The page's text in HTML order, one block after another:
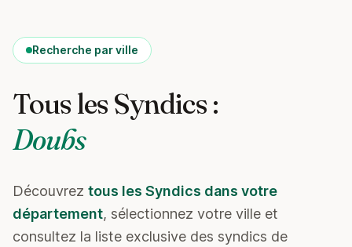
Recherche par ville
Tous les Syndics :
Doubs
Découvrez tous les Syndics dans votre
département, sélectionnez votre ville et
consultez la liste exclusive des syndics de